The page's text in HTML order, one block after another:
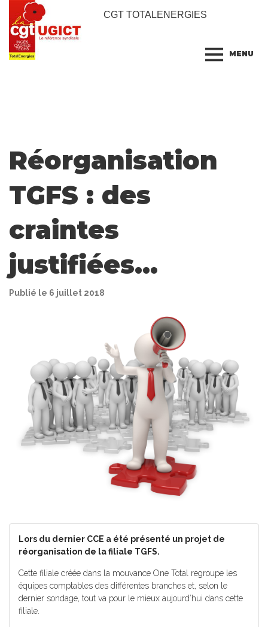
CGT TOTALENERGIES
MENU
Réorganisation
TGFS : des
craintes
justifiées…
Publié le 6 juillet 2018
Lors du dernier CCE a été présenté un projet de
réorganisation de la filiale TGFS.
Cette filiale créée dans la mouvance One Total regroupe les
équipes comptables des différentes branches et, selon le
dernier sondage, tout va pour le mieux aujourd’hui dans cette
filiale.